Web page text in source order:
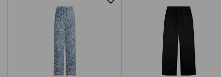
Käsinpesu kylmässä vedessä. Älä valkaise. Älä
rumpukuivaa. Silitys matalalla lämmöllä. Kemiallinen
pesu sallittu.